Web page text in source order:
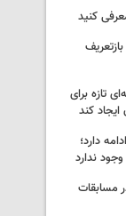
کنید
تازه برای
کند
دارد؛
ندارد
مسابقات